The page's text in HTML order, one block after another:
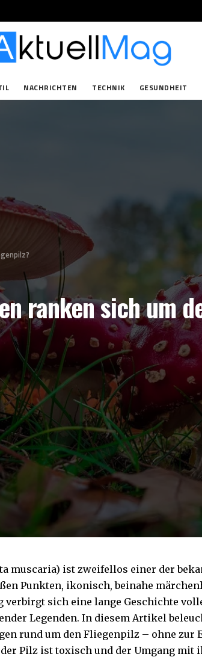
NACHRICHTEN TECHNIK GESUNDHEIT
ranken sich um
muscaria) ist zweifellos einer der
Punkten, ikonisch, beinahe
verbirgt sich eine lange Geschichte
Legenden. In diesem Artikel
rund um den Fliegenpilz – ohne zur
Pilz ist toxisch und der Umgang